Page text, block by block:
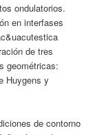
ondulatorios.
en interfases
de tres
geométricas:
Huygens y
de contorno